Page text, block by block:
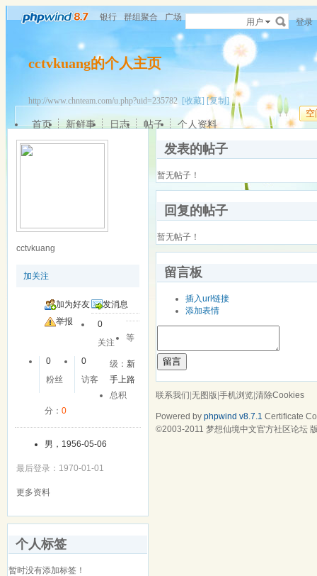
银行 群组聚合 广场 用户 登录
cctvkuang的个人主页
http://www.chnteam.com/u.php?uid=235782 [收藏] [复制]
空
首页 新鲜事 日志 帖子 个人资料
cctvkuang
加关注
加为好友
发消息
举报
0
关注
0
粉丝
0
访客
等
级：新
手上路
总积
分： 0
男，1956-05-06
最后登录：1970-01-01
更多资料
个人标签
暂时没有添加标签！
发表的帖子
暂无帖子！
回复的帖子
暂无帖子！
留言板
插入url链接
添加表情
留言
联系我们|无图版|手机浏览|清除Cookies
Powered by phpwind v8.7.1 Certificate
©2003-2011 梦想仙境中文官方社区论坛